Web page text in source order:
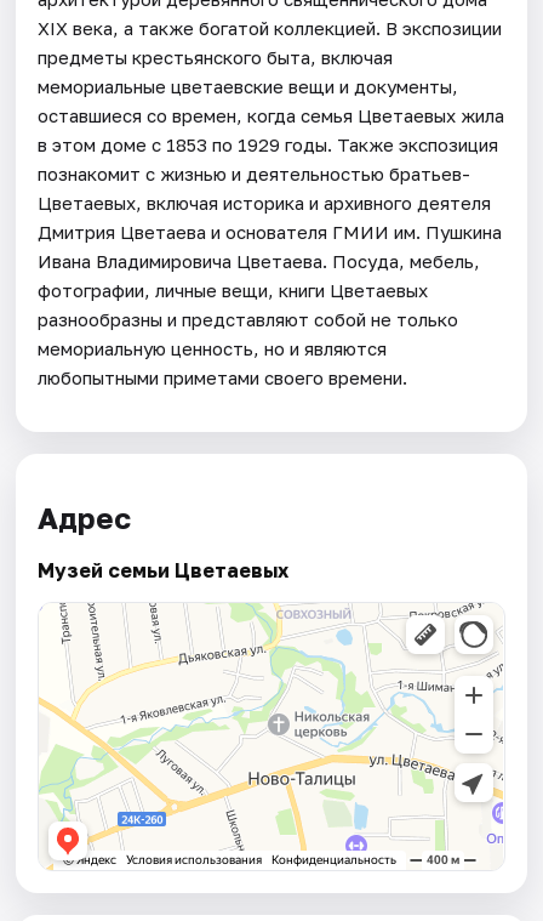
XIX века, а также богатой коллекцией. В экспозиции
предметы крестьянского быта, включая
мемориальные цветаевские вещи и документы,
оставшиеся со времен, когда семья Цветаевых жила
в этом доме с 1853 по 1929 годы. Также экспозиция
познакомит с жизнью и деятельностью братьев-
Цветаевых, включая историка и архивного деятеля
Дмитрия Цветаева и основателя ГМИИ им. Пушкина
Ивана Владимировича Цветаева. Посуда, мебель,
фотографии, личные вещи, книги Цветаевых
разнообразны и представляют собой не только
мемориальную ценность, но и являются
любопытными приметами своего времени.
Адрес
Музей семьи Цветаевых